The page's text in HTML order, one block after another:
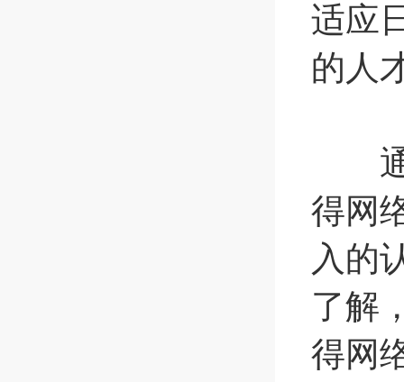
适应
的人
通
得网
入的
了解
得网